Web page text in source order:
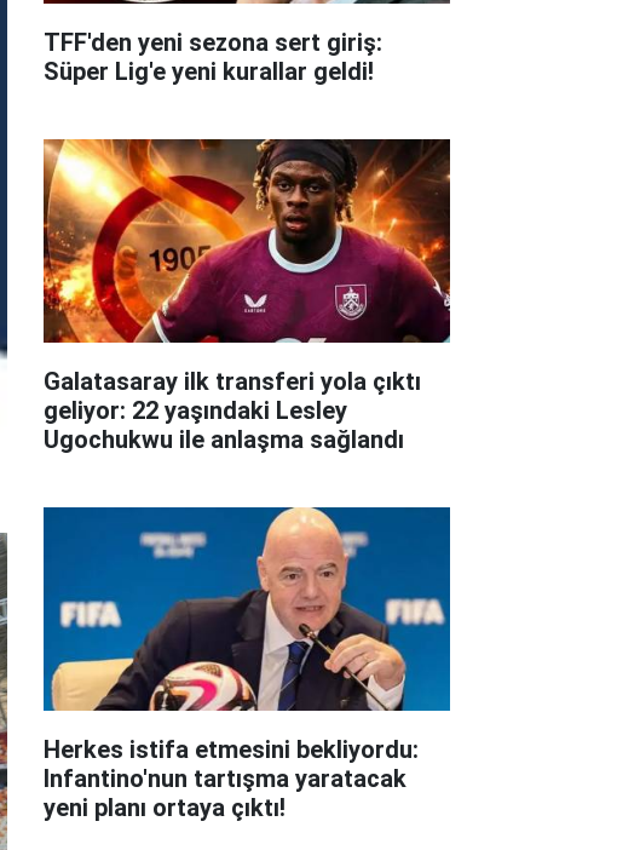
TFF'den yeni sezona sert giriş:
Süper Lig'e yeni kurallar geldi!
Galatasaray ilk transferi yola çıktı
geliyor: 22 yaşındaki Lesley
Ugochukwu ile anlaşma sağlandı
Herkes istifa etmesini bekliyordu:
Infantino'nun tartışma yaratacak
yeni planı ortaya çıktı!